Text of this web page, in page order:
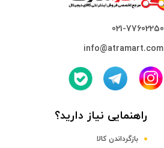
021-77602250
info@atramart.com
راهنمایی نیاز دارید؟
بازگرداندن کالا